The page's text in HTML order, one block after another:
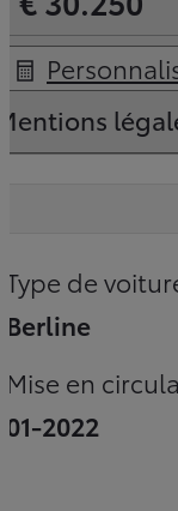
Type de
Berline
Mise en
01-2022